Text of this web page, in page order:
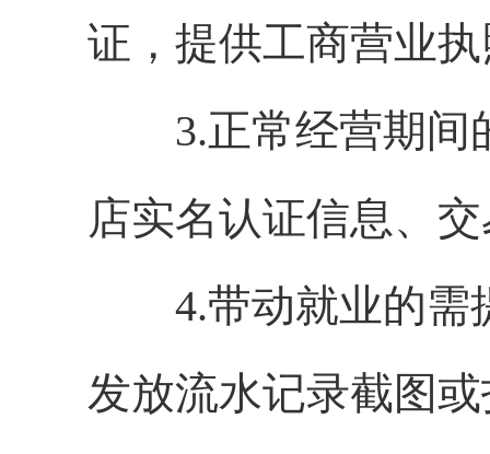
证，提供工商营业
3.正常经营期间
店实名认证信息、
4.带动就业的需
发放流水记录截图